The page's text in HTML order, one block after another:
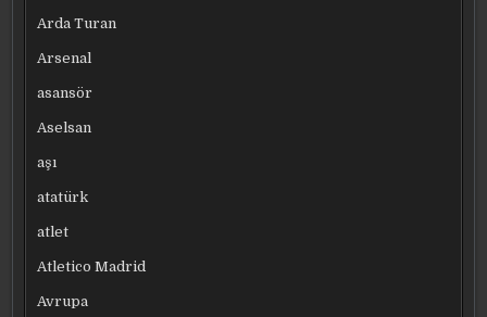
Arda Turan
Arsenal
asansör
Aselsan
aşı
atatürk
atlet
Atletico Madrid
Avrupa